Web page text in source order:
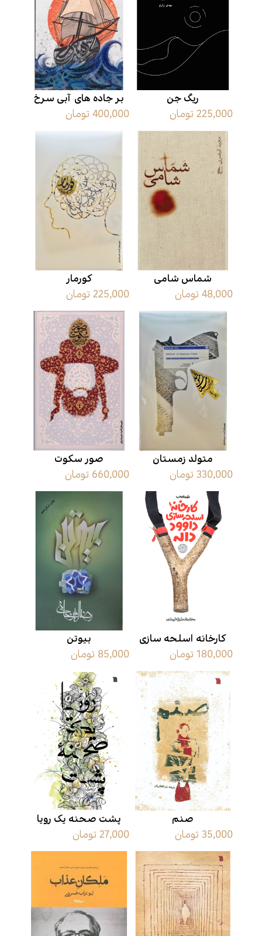
ریگ جن
225,000 تومان
بر جاده های آبی سرخ
400,000 تومان
شماس شامی
48,000 تومان
کورمار
225,000 تومان
متولد زمستان
330,000 تومان
صور سکوت
660,000 تومان
کارخانه اسلحه سازی
داوود داله180,000 تومان
بیوتن
85,000 تومان
صنم
35,000 تومان
پشت صحنه یک رویا
27,000 تومان